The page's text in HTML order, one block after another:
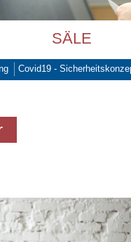
SÄLE
Covid19 -